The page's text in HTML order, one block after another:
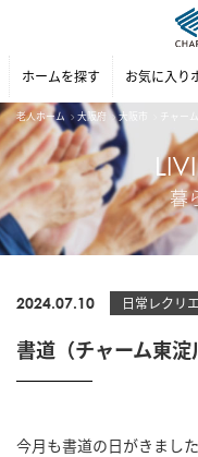
ホームを探す お気に入り
老人ホーム 大阪府 大阪市 チャー
暮
2024.07.10 日常レクリ
書道（チャーム東淀
今月も書道の日がきました